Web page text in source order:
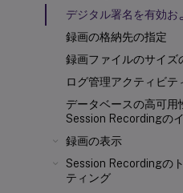
デジタル署名を有効お
録画の格納先の指定
録画ファイルのサイズ
ログ管理アクティビテ
データベースの高可用
Session Recordingの
録画の表示
Session Recordingの
ティング